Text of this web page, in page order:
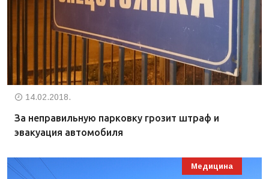
14.02.2018.
За неправильную парковку грозит штраф и
эвакуация автомобиля
Медицина